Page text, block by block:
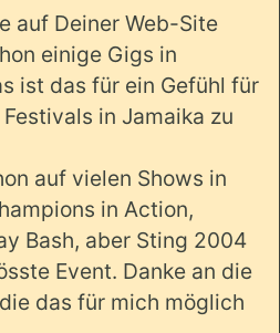
auf Deiner Web-Site
einige Gigs in
ist das für ein Gefühl für
in Jamaika zu
auf vielen Shows in
in Action,
Bash, aber Sting 2004
Event. Danke an die
das für mich möglich